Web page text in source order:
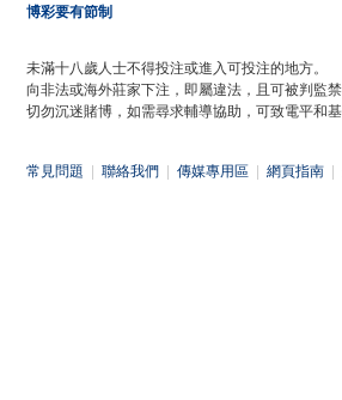
博彩要有節制
未滿十八歲人士不得投注或進入可投注的地方。
向非法或海外莊家下注，即屬違法，且可被判監禁
切勿沉迷賭博，如需尋求輔導協助，可致電平和
常見問題 聯絡我們 傳媒專用區 網頁指南